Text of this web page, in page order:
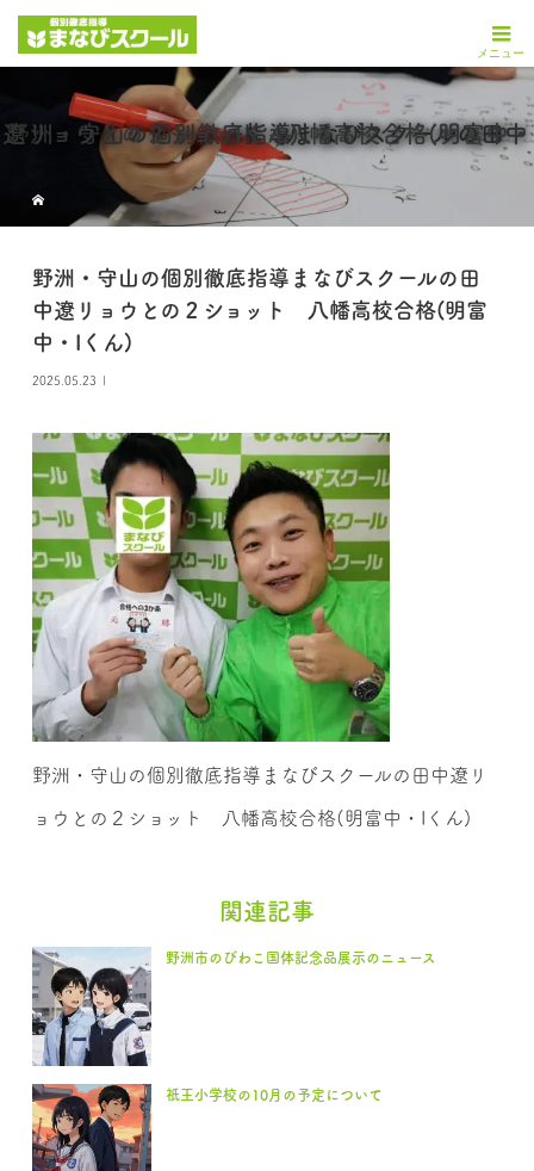
野洲・守山の個別徹底指導まなびスクールの田中遼リョウとの２ショット 八幡高校合格(明富中・Iくん)
野洲・守山の個別徹底指導まなびスクールの田
中遼リョウとの２ショット 八幡高校合格(明富
中・Iくん)
2025.05.23
野洲・守山の個別徹底指導まなびスクールの田中遼リ
ョウとの２ショット 八幡高校合格(明富中・Iくん)
関連記事
野洲市のびわこ国体記念品展示のニュース
祇王小学校の10月の予定について